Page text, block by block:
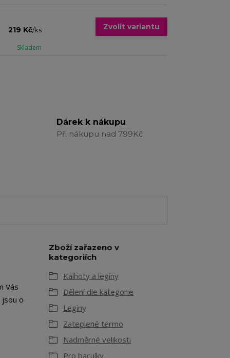
219 Kč/ks
Skladem
Zvolit variantu
Dárek k nákupu
Při nákupu nad 799Kč
Vás
jsou o
Zboží zařazeno v
kategoriích
Kalhoty a legíny
Dělení dle kategorie
Legíny
Zateplené termo
Nadměrné velikosti
Pro baculky